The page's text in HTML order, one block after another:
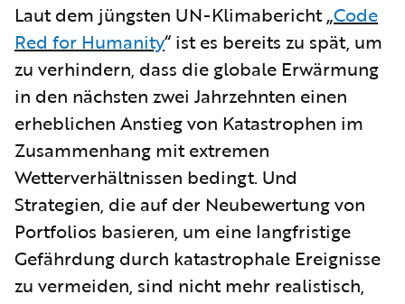
Laut dem jüngsten UN-Klimabericht „Code
Red for Humanity“ ist es bereits zu spät, um
zu verhindern, dass die globale Erwärmung
in den nächsten zwei Jahrzehnten einen
erheblichen Anstieg von Katastrophen im
Zusammenhang mit extremen
Wetterverhältnissen bedingt. Und
Strategien, die auf der Neubewertung von
Portfolios basieren, um eine langfristige
Gefährdung durch katastrophale Ereignisse
zu vermeiden, sind nicht mehr realistisch,